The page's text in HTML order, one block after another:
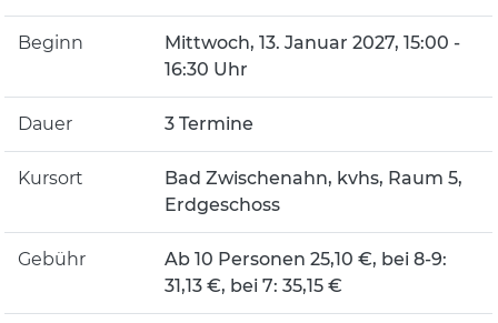
Beginn
Mittwoch, 13. Januar 2027, 15:00 -
16:30 Uhr
Dauer 3 Termine
Kursort
Bad Zwischenahn, kvhs, Raum 5,
Erdgeschoss
Gebühr
Ab 10 Personen 25,10 €, bei 8-9:
31,13 €, bei 7: 35,15 €